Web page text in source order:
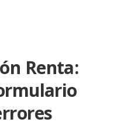
Renta: